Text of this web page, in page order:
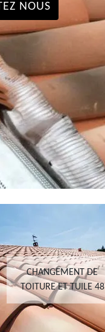
NOUS
CHANGEMENT DE
TOITURE ET TUILE 48